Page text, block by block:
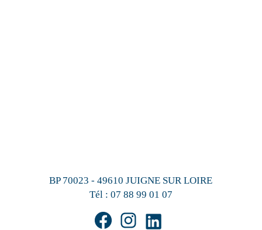
BP 70023 - 49610 JUIGNE SUR LOIRE
Tél : 07 88 99 01 07